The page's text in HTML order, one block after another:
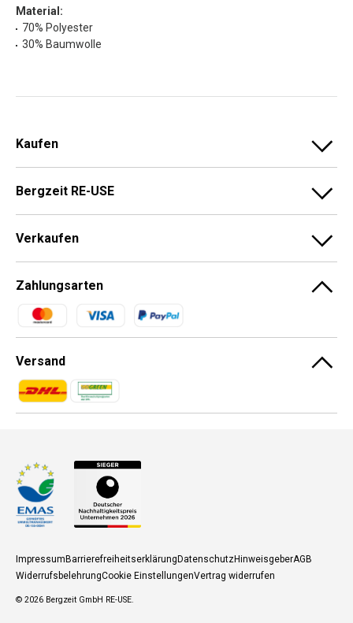
Material:
70% Polyester
30% Baumwolle
Kaufen
Bergzeit RE-USE
Verkaufen
Zahlungsarten
Zahlungsmethoden
Versand
Zahlungsmethoden
Zahlungsmethoden
ImpressumBarrierefreiheitserklärungDatenschutzHinweisgeberAGB
WiderrufsbelehrungCookie EinstellungenVertrag widerrufen
© 2026 Bergzeit GmbH RE-USE.